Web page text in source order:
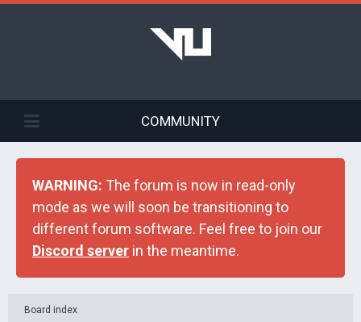
COMMUNITY
WARNING: The forum is now in read-only
mode as we will soon be transitioning to
different forum software. Feel free to join our
Discord server in the meantime.
Board index